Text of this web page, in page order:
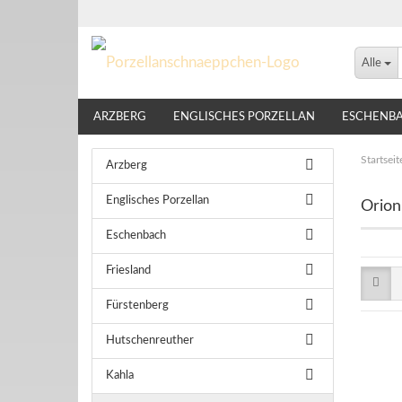
Alle
ARZBERG ENGLISCHES PORZELLAN
LINDNER NIKKO ROSENTHAL THOMAS
Orion
Arzberg
Englisches Porzellan
Eschenbach
Friesland
Fürstenberg
Hutschenreuther
Kahla